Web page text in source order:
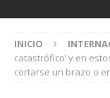
INICIO
catastrófico’ y en
cortarse un brazo o